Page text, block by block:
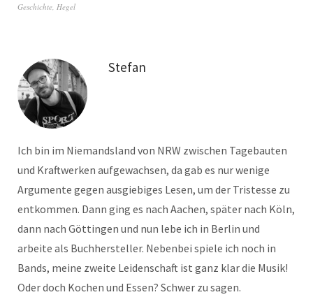
Geschichte Hegel
Stefan
Ich bin im Niemandsland von NRW zwischen Tagebauten
und Kraftwerken aufgewachsen, da gab es nur wenige
Argumente gegen ausgiebiges Lesen, um der Tristesse zu
entkommen. Dann ging es nach Aachen, später nach Köln,
dann nach Göttingen und nun lebe ich in Berlin und
arbeite als Buchhersteller. Nebenbei spiele ich noch in
Bands, meine zweite Leidenschaft ist ganz klar die Musik!
Oder doch Kochen und Essen? Schwer zu sagen.